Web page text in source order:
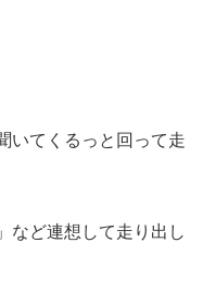
いてくるっと回って走
など連想して走り出し